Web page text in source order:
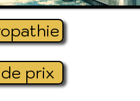
prix